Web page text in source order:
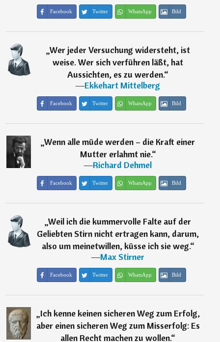
Facebook Twitter WhatsApp Bild
„Wer jeder Versuchung widersteht, ist
weise. Wer sich verführen läßt, hat
Aussichten, es zu werden.“
―Ekkehart Mittelberg
Facebook Twitter WhatsApp Bild
„Wenn alle müde werden – die Kraft einer
Mutter erlahmt nie.“
―Richard Dehmel
Facebook Twitter WhatsApp Bild
„Weil ich die kummervolle Falte auf der
Geliebten Stirn nicht ertragen kann, darum,
also um meinetwillen, küsse ich sie weg.“
―Max Stirner
Facebook Twitter WhatsApp Bild
„Ich kenne keinen sicheren Weg zum Erfolg,
aber einen sicheren Weg zum Misserfolg: Es
allen Recht machen zu wollen.“